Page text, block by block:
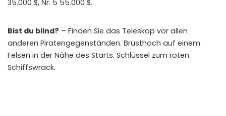
35.000 $, Nr. 5 55.000 $.
Bist du blind? – Finden Sie das Teleskop vor allen
anderen Piratengegenständen. Brusthoch auf einem
Felsen in der Nähe des Starts. Schlüssel zum roten
Schiffswrack.